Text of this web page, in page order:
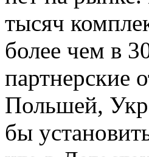
тысяч
более чем в
Польшей,
бы